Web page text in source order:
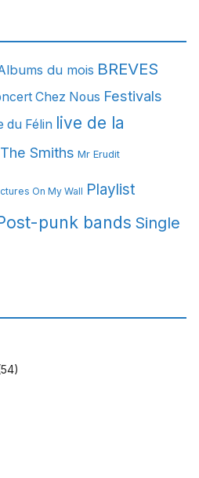
du mois BREVES
Chez Nous Festivals
du Félin live de la
Smiths Mr Erudit
On My Wall Playlist
punk bands Single